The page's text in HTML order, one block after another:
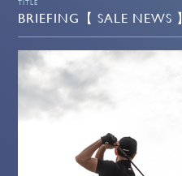
BRIEFING【 SALE NEWS 】